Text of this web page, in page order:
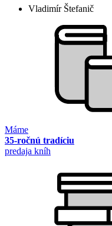
Vladimír Štefanič
Máme
35-ročnú tradíciu
predaja kníh